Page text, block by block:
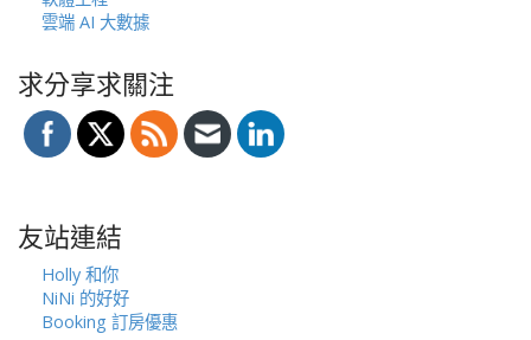
雲端 AI 大數據
求分享求關注
友站連結
Holly 和你
NiNi 的好好
Booking 訂房優惠